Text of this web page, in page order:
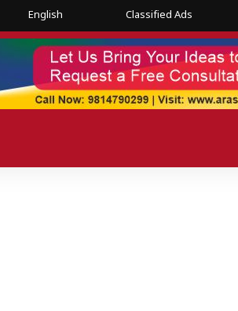
English Classified Ads